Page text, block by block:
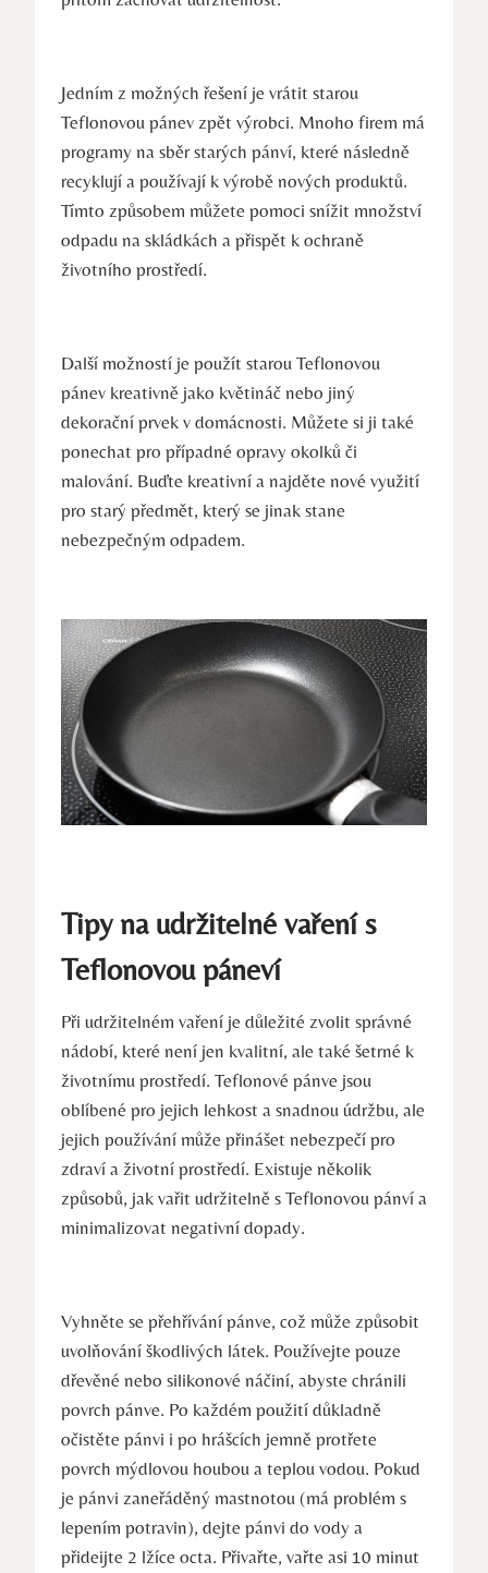
Jedním z možných řešení je vrátit starou
Teflonovou pánev zpět výrobci. Mnoho firem má
programy na sběr starých pánví, které následně
recyklují a používají k výrobě nových produktů.
Tímto způsobem můžete pomoci snížit množství
odpadu na skládkách a přispět k ochraně
životního prostředí.
Další možností je použít starou Teflonovou
pánev kreativně jako květináč nebo jiný
dekorační prvek v domácnosti. Můžete si ji také
ponechat pro případné opravy okolků či
malování. Buďte kreativní a najděte nové využití
pro starý předmět, který se jinak stane
nebezpečným odpadem.
Tipy na udržitelné vaření s
Teflonovou páneví
Při udržitelném vaření je důležité zvolit správné
nádobí, které není jen kvalitní, ale také šetrné k
životnímu prostředí. Teflonové pánve jsou
oblíbené pro jejich lehkost a snadnou údržbu, ale
jejich používání může přinášet nebezpečí pro
zdraví a životní prostředí. Existuje několik
způsobů, jak vařit udržitelně s Teflonovou pánví a
minimalizovat negativní dopady.
Vyhněte se přehřívání pánve, což může způsobit
uvolňování škodlivých látek. Používejte pouze
dřevěné nebo silikonové náčiní, abyste chránili
povrch pánve. Po každém použití důkladně
očistěte pánvi i po hrášcích jemně protřete
povrch mýdlovou houbou a teplou vodou. Pokud
je pánvi zaneřáděný mastnotou (má problém s
lepením potravin), dejte pánvi do vody a
přideijte 2 lžíce octa. Přivařte, vařte asi 10 minut